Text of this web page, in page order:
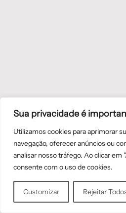
Sua privacidade é
Utilizamos cookies para aprimorar
navegação, oferecer anúncios ou
analisar nosso tráfego. Ao clicar em
consente com o uso de cookies.
Customizar Rejeitar